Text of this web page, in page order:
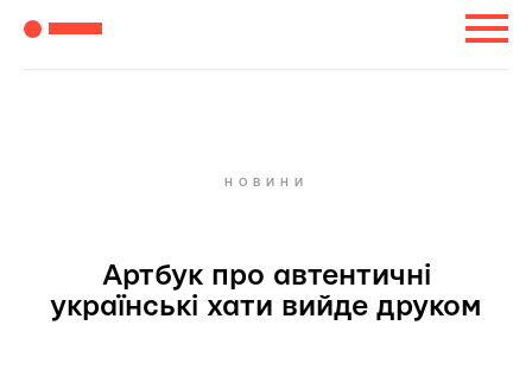
НОВИНИ
Артбук про автентичні
українські хати вийде друком